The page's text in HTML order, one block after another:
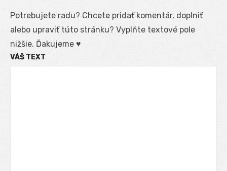
Potrebujete radu? Chcete pridať komentár, doplniť
alebo upraviť túto stránku? Vyplňte textové pole
nižšie. Ďakujeme ♥
VÁŠ TEXT